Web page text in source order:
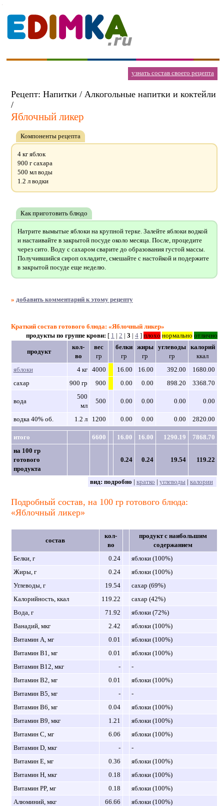
узнать состав своего рецепта
Рецепт: Напитки / Алкогольные напитки и коктейли
/
Яблочный ликер
Компоненты рецепта
4 кг яблок
900 г сахара
500 мл воды
1.2 л водки
Как приготовить блюдо
Натрите вымытые яблоки на крупной терке. Залейте яблоки водкой
и настаивайте в закрытой посуде около месяца. После, процедите
через сито. Воду с сахаром сварите до образования густой массы.
Получившийся сироп охладите, смешайте с настойкой и подержите
в закрытой посуде еще неделю.
» добавить комментарий к этому рецепту
Краткий состав готового блюда: «Яблочный ликер»
продукты по группе крови: [ 1 | 2 | 3 | 4] плохо нормально отлично
продукт
кол-
во
вес
гр
белки
гр
жиры
гр
углеводы
гр
калорий
ккал
яблоки
4 кг 4000 16.00 16.00 392.00
1680.00
сахар
900 гр 900 0.00 0.00 898.20 3368.70
вода
500
мл
500 0.00 0.00 0.00 0.00
водка 40% об. 1.2 л 1200 0.00 0.00 0.00 2820.00
итого 6600 16.00 16.00 1290.19
7868.70
на 100 гр
готового
продукта
0.24 0.24 19.54 119.22
вид: подробно | кратко | углеводы| калории
Подробный состав, на 100 гр готового блюда:
«Яблочный ликер»
состав
кол-
во
продукт с наибольшим
содержанием
Белки, г
0.24
яблоки (100%)
Жиры, г
0.24
яблоки (100%)
Углеводы, г
19.54
сахар (69%)
Калорийность, ккал
119.22
сахар (42%)
Вода, г
71.92
яблоки (72%)
Ванадий, мкг
2.42
яблоки (100%)
Витамин A, мг
0.01
яблоки (100%)
Витамин B1, мг
0.01
яблоки (100%)
Витамин B12, мкг
-
-
Витамин B2, мг
0.01
яблоки (100%)
Витамин B5, мг
-
-
Витамин B6, мг
0.04
яблоки (100%)
Витамин B9, мкг
1.21
яблоки (100%)
Витамин C, мг
6.06
яблоки (100%)
Витамин D, мкг
-
-
Витамин E, мг
0.36
яблоки (100%)
Витамин H, мкг
0.18
яблоки (100%)
Витамин PP, мг
0.18
яблоки (100%)
Алюминий, мкг
66.66
яблоки (100%)